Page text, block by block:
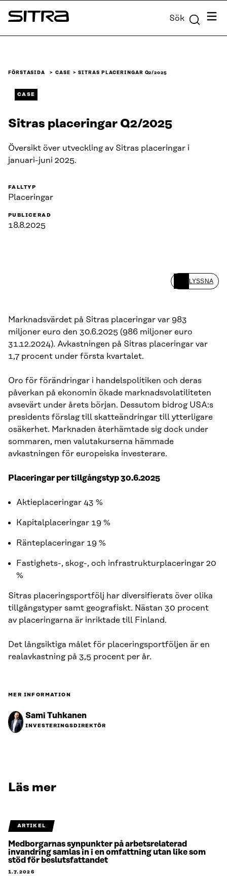
Skip to
content
Sitra Sök Meny
FÖRSTASIDA CASE SITRAS PLACERINGAR Q2/2025
CASE
Sitras placeringar Q2/2025
Översikt över utveckling av Sitras placeringar i
januari-juni 2025.
FALLTYP
Placeringar
PUBLICERAD
18.8.2025
LYSSNA
Marknadsvärdet på Sitras placeringar var 983
miljoner euro den 30.6.2025 (986 miljoner euro
31.12.2024). Avkastningen på Sitras placeringar var
1,7 procent under första kvartalet.
Oro för förändringar i handelspolitiken och deras
påverkan på ekonomin ökade marknadsvolatiliteten
avsevärt under årets början. Dessutom bidrog USA:s
presidents förslag till skatteändringar till ytterligare
osäkerhet. Marknaden återhämtade sig dock under
sommaren, men valutakurserna hämmade
avkastningen för europeiska investerare.
Placeringar per tillgångstyp 30.6.2025
Aktieplaceringar 43 %
Kapitalplaceringar 19 %
Ränteplaceringar 19 %
Fastighets-, skog-, och infrastrukturplaceringar 20
%
Sitras placeringsportfölj har diversifierats över olika
tillgångstyper samt geografiskt. Nästan 30 procent
av placeringarna är inriktade till Finland.
Det långsiktiga målet för placeringsportföljen är en
realavkastning på 3,5 procent per år.
MER INFORMATION
Sami Tuhkanen
INVESTERINGSDIREKTÖR
Läs mer
ARTIKEL
Medborgarnas synpunkter på arbetsrelaterad
invandring samlas in i en omfattning utan like som
stöd för beslutsfattandet
1.7.2026